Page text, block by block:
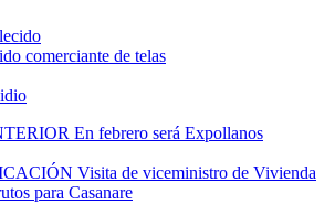
comerciante de telas
En febrero será Expollanos
Visita de viceministro de Vivienda
para Casanare